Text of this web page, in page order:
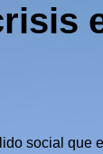
social que